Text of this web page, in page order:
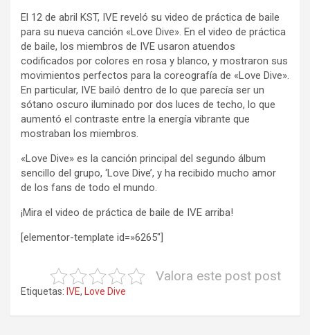
El 12 de abril KST, IVE reveló su video de práctica de baile
para su nueva canción «Love Dive». En el video de práctica
de baile, los miembros de IVE usaron atuendos
codificados por colores en rosa y blanco, y mostraron sus
movimientos perfectos para la coreografía de «Love Dive».
En particular, IVE bailó dentro de lo que parecía ser un
sótano oscuro iluminado por dos luces de techo, lo que
aumentó el contraste entre la energía vibrante que
mostraban los miembros.
«Love Dive» es la canción principal del segundo álbum
sencillo del grupo, ‘Love Dive’, y ha recibido mucho amor
de los fans de todo el mundo.
¡Mira el video de práctica de baile de IVE arriba!
[elementor-template id=»6265″]
Valora este post post
Etiquetas: IVE, Love Dive